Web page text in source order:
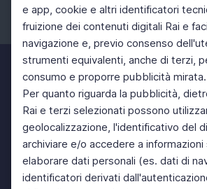
e app, cookie e altri identificatori
fruizione dei contenuti digitali Rai e
navigazione e, previo consenso
strumenti equivalenti, anche di terzi,
consumo e proporre pubblicità mirata.
Per quanto riguarda la pubblicità,
Rai e terzi selezionati possono
geolocalizzazione, l'identificativo del
archiviare e/o accedere a
elaborare dati personali (es. dati di
identificatori derivati
Facebook Instagram